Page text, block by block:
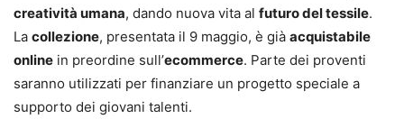
creatività umana, dando nuova vita al futuro del tessile.
La collezione, presentata il 9 maggio, è già acquistabile
online in preordine sull’ecommerce. Parte dei proventi
saranno utilizzati per finanziare un progetto speciale a
supporto dei giovani talenti.